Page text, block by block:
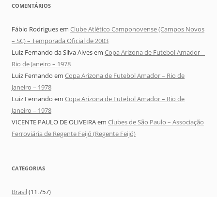
COMENTÁRIOS
Fábio Rodriguesem Clube Atlético Camponovense (Campos Novos
– SC) – Temporada Oficial de 2003
Luiz Fernando da Silva Alvesem Copa Arizona de Futebol Amador –
Rio de Janeiro – 1978
Luiz Fernando em Copa Arizona de Futebol Amador – Rio de
Janeiro – 1978
Luiz Fernando em Copa Arizona de Futebol Amador – Rio de
Janeiro – 1978
VICENTE PAULO DE OLIVEIRAem Clubes de São Paulo – Associação
Ferroviária de Regente Feijó (Regente Feijó)
CATEGORIAS
Brasil(11.757)